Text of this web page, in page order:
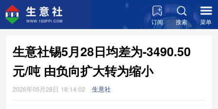
订阅 搜索 菜单
生意社锡5月28日均差为-3490.50
元/吨 由负向扩大转为缩小
2026年05月28日 18:14:02 生意社